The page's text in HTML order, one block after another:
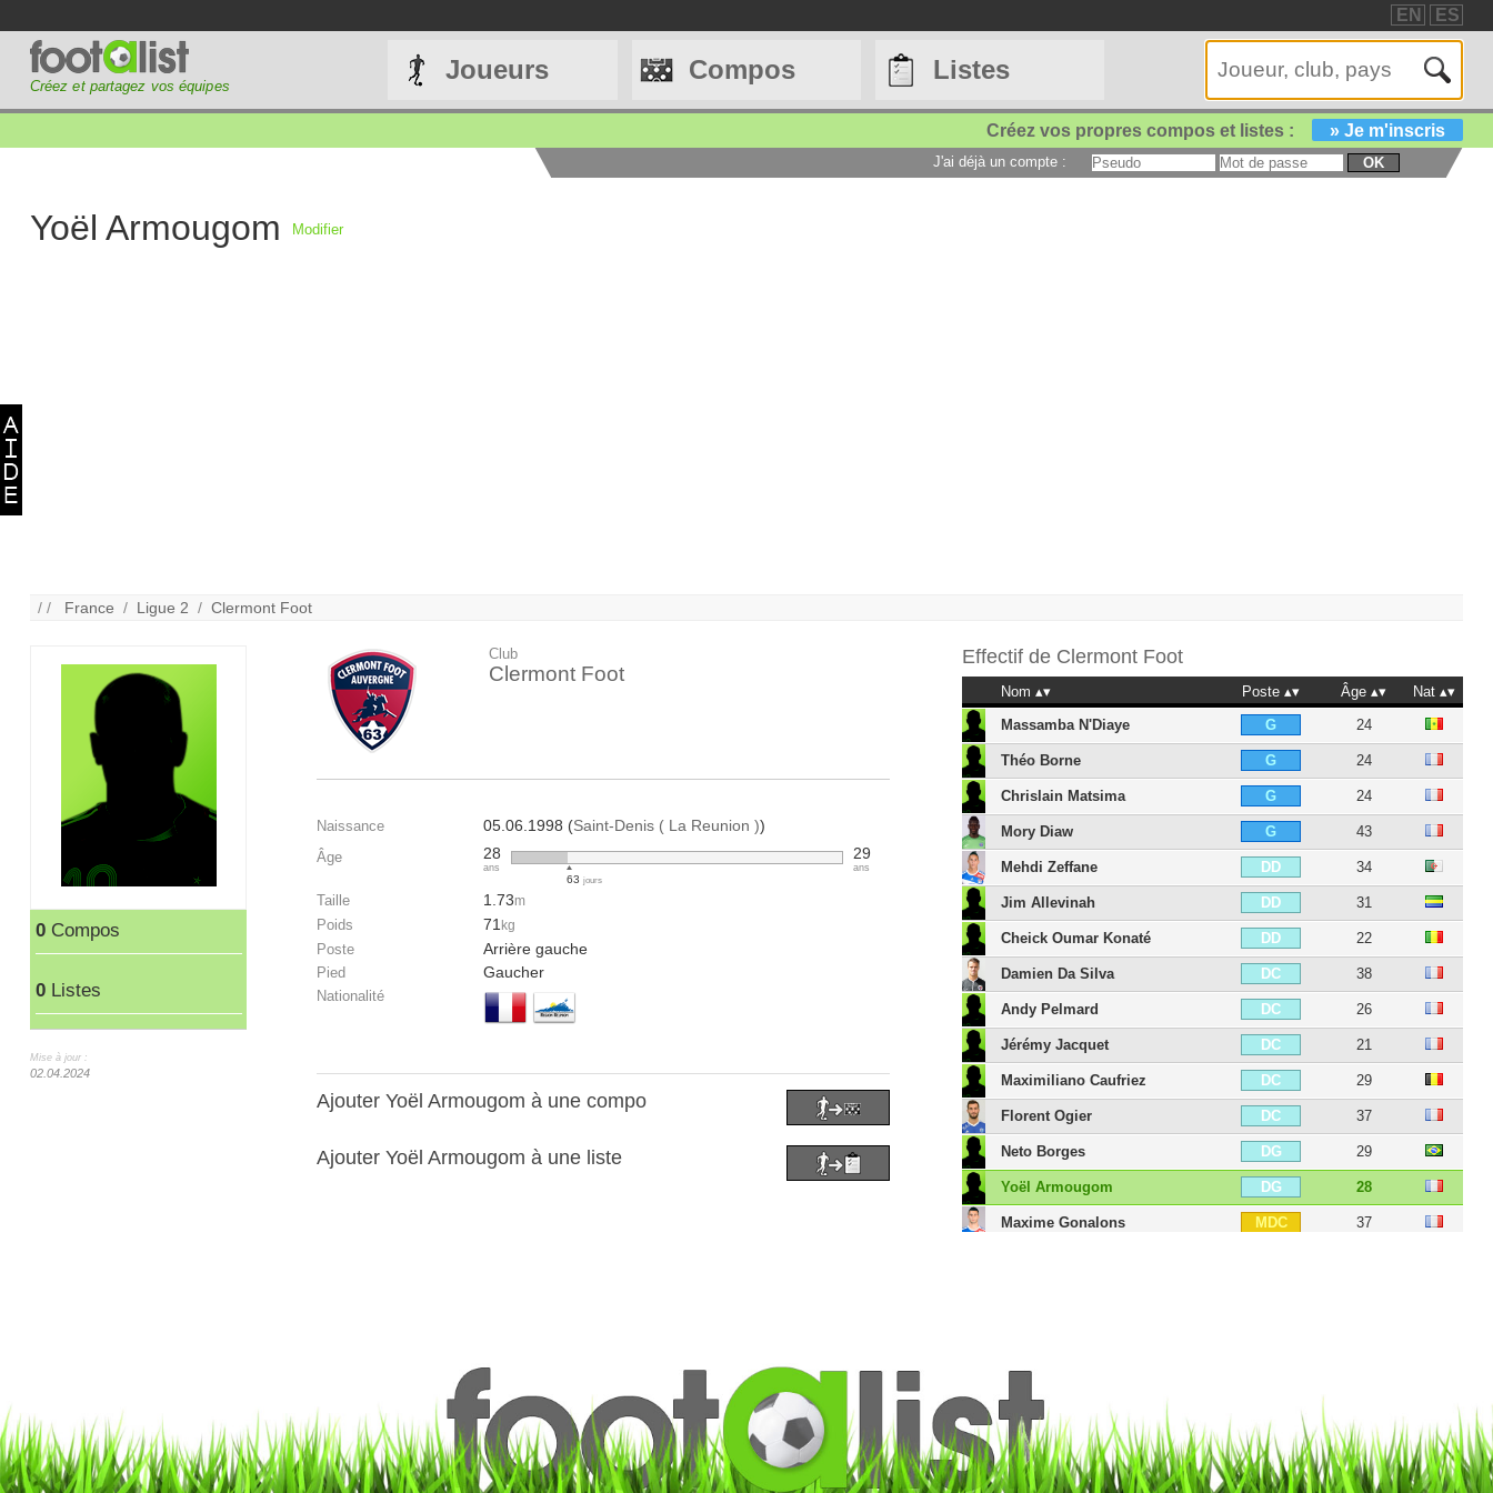
EN ES
Créez et partagez vos équipes
Joueurs Compos Listes
Créez vos propres compos et listes : » Je m'inscris
J'ai déjà un compte : OK
Yoël Armougom Modifier
/ / France / Ligue 2 /Clermont Foot
0Compos
0Listes
Mise à jour :
02.04.2024
Club
Clermont Foot
Naissance 05.06.1998 (Saint-Denis ( La Reunion ))
Âge 28
ans
63jours
29
ans
Taille 1.73m
Poids 71 kg
Poste Arrière gauche
Pied Gaucher
Nationalité
Ajouter Yoël Armougom à une compo
Ajouter Yoël Armougom à une liste
Effectif de Clermont Foot
Nom Poste Âge
Nat
Massamba N'Diaye
G 24
Théo Borne G 24
Chrislain Matsima G 24
Mory Diaw G 43
Mehdi Zeffane DD 34
Jim Allevinah DD 31
Cheick Oumar Konaté DD 22
Damien Da Silva DC 38
Andy Pelmard DC 26
Jérémy Jacquet DC 21
Maximiliano Caufriez DC 29
Florent Ogier DC 37
Neto Borges DG 29
Yoël Armougom DG 28
Maxime Gonalons MDC 37
Muhammed Cham
Bilal Boutobba AID 27
Jérémie Bela AIG 33